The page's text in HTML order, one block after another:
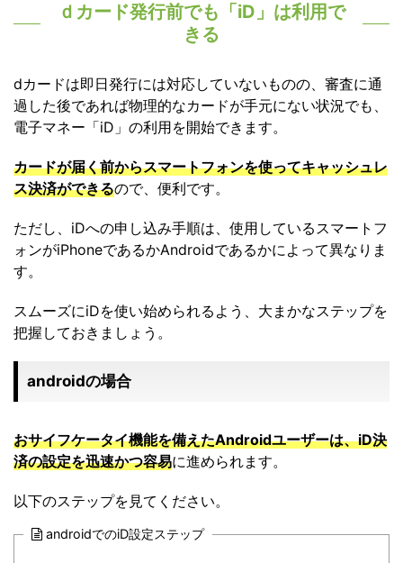
ｄカード発行前でも「iD」は利用で
きる
dカードは即日発行には対応していないものの、審査に通
過した後であれば物理的なカードが手元にない状況でも、
電子マネー「iD」の利用を開始できます。
カードが届く前からスマートフォンを使ってキャッシュレ
ス決済ができるので、便利です。
ただし、iDへの申し込み手順は、使用しているスマートフ
ォンがiPhoneであるかAndroidであるかによって異なりま
す。
スムーズにiDを使い始められるよう、大まかなステップを
把握しておきましょう。
androidの場合
おサイフケータイ機能を備えたAndroidユーザーは、iD決
済の設定を迅速かつ容易に進められます。
以下のステップを見てください。
androidでのiD設定ステップ